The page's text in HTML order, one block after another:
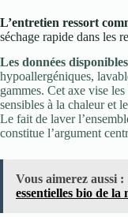
L’entretien ressort
séchage rapide dans les
Les données disponibles
hypoallergéniques,
gammes. Cet axe vise
sensibles à la chaleur et
Le fait de laver
constitue l’argument
Vous aimerez aussi :
essentielles bio de la